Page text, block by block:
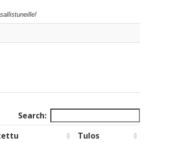
Search:
Tulos